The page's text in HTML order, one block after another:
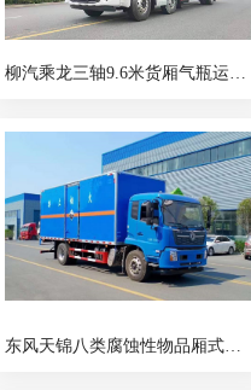
东风天锦八类腐蚀性物品厢式货车